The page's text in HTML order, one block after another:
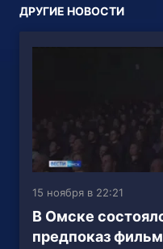
ДРУГИЕ НОВОСТИ
15 ноября в 22:21
В Омске
предпоказ